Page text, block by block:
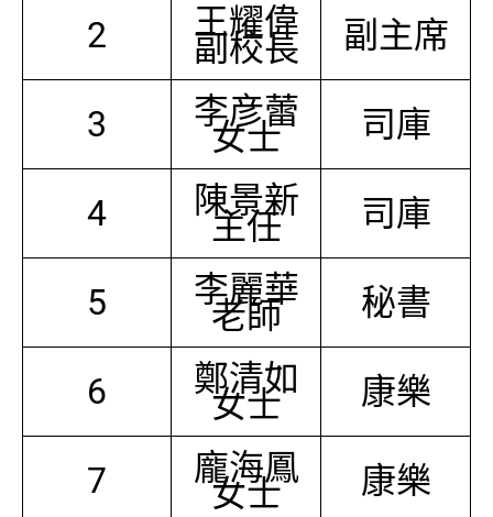
2 王耀偉
副校長 副主席
3 李彦蕾
女士 司庫
4 陳景新
主任 司庫
5 李麗華
老師 秘書
6 鄭清如
女士 康樂
7 龐海鳳
女士 康樂